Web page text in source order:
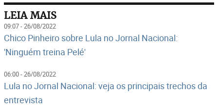
LEIA MAIS
09:07 - 26/08/2022
Chico Pinheiro sobre Lula no Jornal Nacional:
'Ninguém treina Pelé'
06:00 - 26/08/2022
Lula no Jornal Nacional: veja os principais trechos da
entrevista